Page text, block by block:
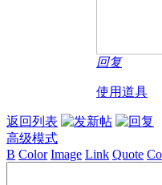
回复
使用道具
返回列表
高级模式
B Color Image Link Quote